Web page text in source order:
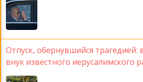
Отпуск, обернувшийся трагедией:
внук известного иерусалимского